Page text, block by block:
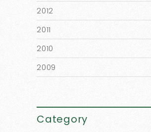
2012
2011
2010
2009
Category